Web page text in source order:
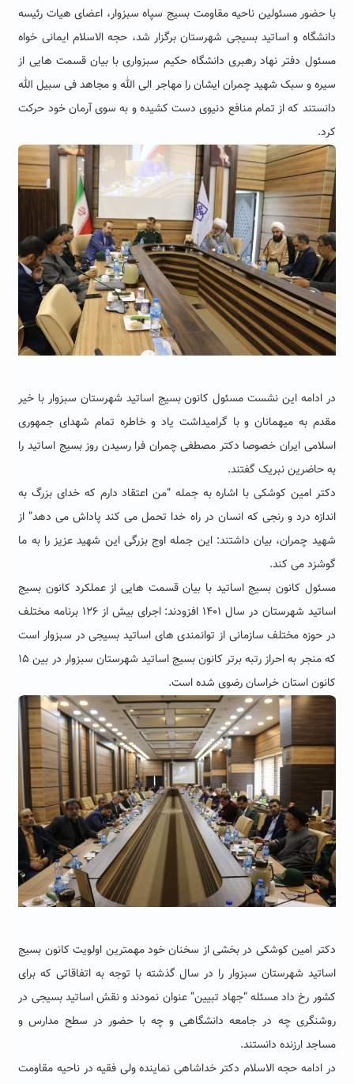
با حضور مسئولین ناحیه مقاومت بسیج سپاه سبزوار، اعضای هیات رئیسه
دانشگاه و اساتید بسیجی شهرستان برگزار شد، حجه الاسلام ایمانی خواه
مسئول دفتر نهاد رهبری دانشگاه حکیم سبزواری با بیان قسمت هایی از
سیره و سبک شهید چمران ایشان را مهاجر الی الله و مجاهد فی سبیل الله
دانستند که از تمام منافع دنیوی دست کشیده و به سوی آرمان خود حرکت
کرد.
در ادامه این نشست مسئول کانون بسیج اساتید شهرستان سبزوار با خیر
مقدم به میهمانان و با گرامیداشت یاد و خاطره تمام شهدای جمهوری
اسلامی ایران خصوصا دکتر مصطفی چمران فرا رسیدن روز بسیج اساتید را
به حاضرین نبریک گفتند.
دکتر امین کوشکی با اشاره به جمله “من اعتقاد دارم که خدای بزرگ به
اندازه درد و رنجی که انسان در راه خدا تحمل می کند پاداش می دهد” از
شهید چمران، بیان داشتند: این جمله اوج بزرگی این شهید عزیز را به ما
گوشزد می کند.
مسئول کانون بسیج اساتید با بیان قسمت هایی از عملکرد کانون بسیج
اساتید شهرستان در سال ۱۴۰۱ افزودند: اجرای بیش از ۱۲۶ برنامه مختلف
در حوزه مختلف سازمانی از توانمندی های اساتید بسیجی در سبزوار است
که منجر به احراز رتبه برتر کانون بسیج اساتید شهرستان سبزوار در بین ۱۵
کانون استان خراسان رضوی شده است.
دکتر امین کوشکی در بخشی از سخنان خود مهمترین اولویت کانون بسیج
اساتید شهرستان سبزوار را در سال گذشته با توجه به اتفاقاتی که برای
کشور رخ داد مسئله “جهاد تبیین” عنوان نمودند و نقش اساتید بسیجی در
روشنگری چه در جامعه دانشگاهی و چه با حضور در سطح مدارس و
مساجد ارزنده دانستند.
در ادامه حجه الاسلام دکتر خداشاهی نماینده ولی فقیه در ناحیه مقاومت